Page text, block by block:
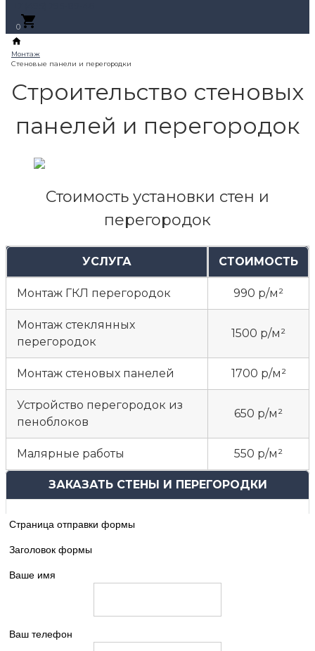
0
Строительство стеновых
панелей и перегородок
Стоимость установки стен и
перегородок
УСЛУГА СТОИМОСТЬ
Монтаж ГКЛ перегородок 990 р/м²
Монтаж стеклянных
перегородок
1500 р/м²
Монтаж стеновых панелей 1700 р/м²
Устройство перегородок из
пеноблоков
650 р/м²
Малярные работы 550 р/м²
ЗАКАЗАТЬ СТЕНЫ И ПЕРЕГОРОДКИ
Страница отправки формы
Заголовок формы
Ваше имя
Ваш телефон